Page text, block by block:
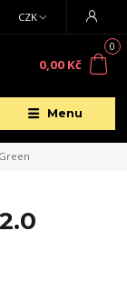
Menu
CZK
0
0,00 Kč